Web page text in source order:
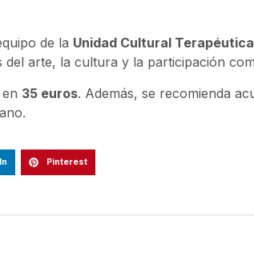
de la Unidad Cultural
arte, la cultura y la participación
35 euros. Además, se recomienda
Pinterest